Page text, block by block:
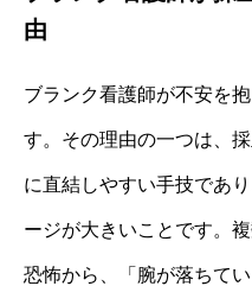
由
ブランク看護師が不安を
す。その理由の一つは、
に直結しやすい手技であ
ージが大きいことです。
恐怖から、「腕が落ちて